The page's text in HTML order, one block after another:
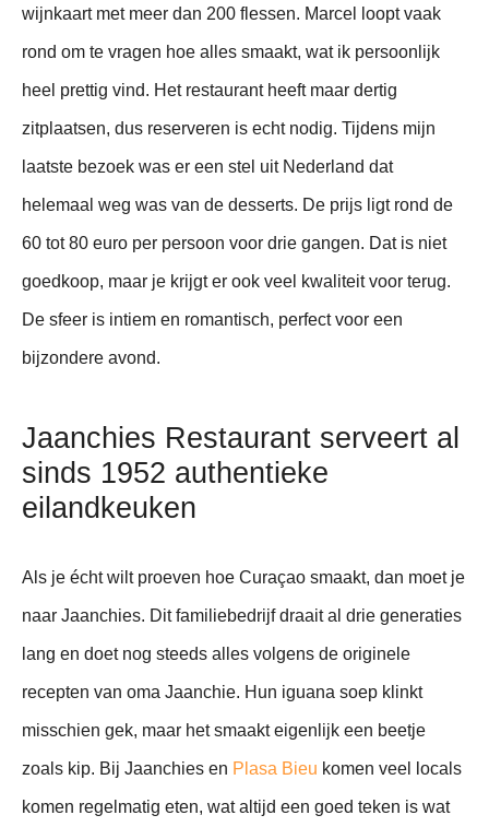
wijnkaart met meer dan 200 flessen. Marcel loopt vaak
rond om te vragen hoe alles smaakt, wat ik persoonlijk
heel prettig vind. Het restaurant heeft maar dertig
zitplaatsen, dus reserveren is echt nodig. Tijdens mijn
laatste bezoek was er een stel uit Nederland dat
helemaal weg was van de desserts. De prijs ligt rond de
60 tot 80 euro per persoon voor drie gangen. Dat is niet
goedkoop, maar je krijgt er ook veel kwaliteit voor terug.
De sfeer is intiem en romantisch, perfect voor een
bijzondere avond.
Jaanchies Restaurant serveert al
sinds 1952 authentieke
eilandkeuken
Als je écht wilt proeven hoe Curaçao smaakt, dan moet je
naar Jaanchies. Dit familiebedrijf draait al drie generaties
lang en doet nog steeds alles volgens de originele
recepten van oma Jaanchie. Hun iguana soep klinkt
misschien gek, maar het smaakt eigenlijk een beetje
zoals kip. Bij Jaanchies en Plasa Bieu komen veel locals
komen regelmatig eten, wat altijd een goed teken is wat